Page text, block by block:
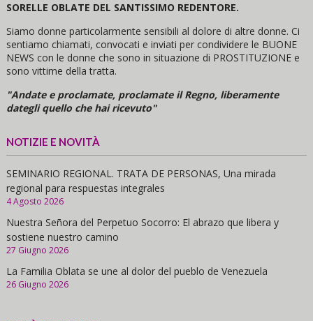
SORELLE OBLATE DEL SANTISSIMO REDENTORE.
Siamo donne particolarmente sensibili al dolore di altre donne. Ci
sentiamo chiamati, convocati e inviati per condividere le BUONE
NEWS con le donne che sono in situazione di PROSTITUZIONE e
sono vittime della tratta.
"Andate e proclamate, proclamate il Regno, liberamente
dategli quello che hai ricevuto"
NOTIZIE E NOVITÀ
SEMINARIO REGIONAL. TRATA DE PERSONAS, Una mirada
regional para respuestas integrales
4 Agosto 2026
Nuestra Señora del Perpetuo Socorro: El abrazo que libera y
sostiene nuestro camino
27 Giugno 2026
La Familia Oblata se une al dolor del pueblo de Venezuela
26 Giugno 2026